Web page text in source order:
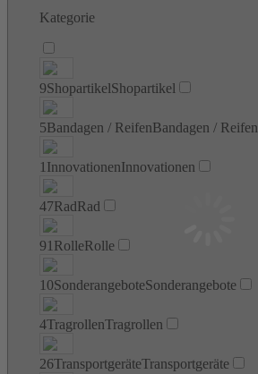
Kategorie
9ShopartikelShopartikel
5Bandagen / ReifenBandagen / Reifen
1 InnovationenInnovationen
47RadRad
91 RolleRolle
10SonderangeboteSonderangebote
4TragrollenTragrollen
26TransportgeräteTransportgeräte